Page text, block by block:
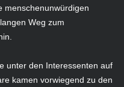
menschenunwürdigen
Weg zum
unter den Interessenten auf
kamen vorwiegend zu den